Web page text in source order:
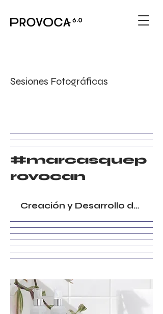
Sesiones Fotográficas
#marcasquep
rovocan
Creación y Desarrollo de Marca